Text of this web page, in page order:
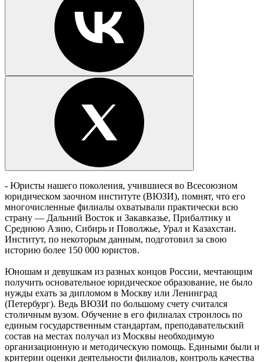
- Юристы нашего поколения, учившиеся во Всесоюзном
юридическом заочном институте (ВЮЗИ), помнят, что его
многочисленные филиалы охватывали практически всю
страну — Дальний Восток и Закавказье, Прибалтику и
Среднюю Азию, Сибирь и Поволжье, Урал и Казахстан.
Институт, по некоторым данным, подготовил за свою
историю более 150 000 юристов.
Юношам и девушкам из разных концов России, мечтающим
получить основательное юридическое образование, не было
нужды ехать за дипломом в Москву или Ленинград
(Петербург). Ведь ВЮЗИ по большому счету считался
столичным вузом. Обучение в его филиалах строилось по
единым государственным стандартам, преподавательский
состав на местах получал из Москвы необходимую
организационную и методическую помощь. Едиными были и
критерии оценки деятельности филиалов, контроль качества